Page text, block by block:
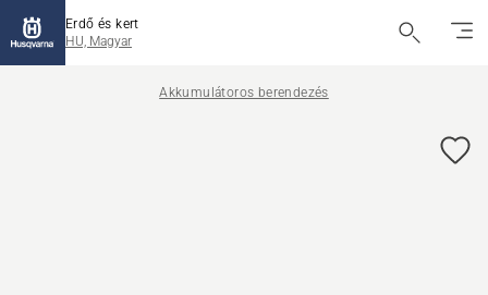
Erdő és kert
HU, Magyar
Akkumulátoros berendezés